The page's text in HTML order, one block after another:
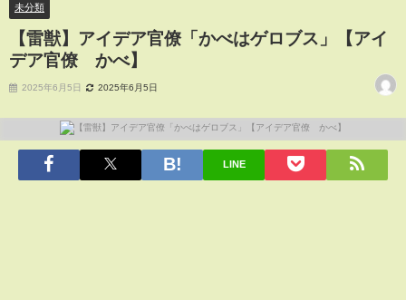
未分類
【雷獣】アイデア官僚「かべはゲロブス」【アイ
デア官僚 かべ】
2025年6月5日 2025年6月5日
LINE